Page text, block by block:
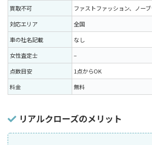
買取不可
ファストファッション、ノー
対応エリア
全国
車の社名記載
なし
女性査定士
–
点数目安
1点からOK
料金
無料
リアルクローズのメリット